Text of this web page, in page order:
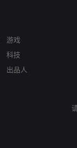
游戏
科技
出品人